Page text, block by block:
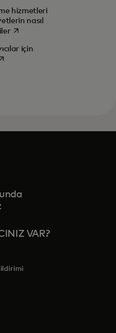
hizmetleri
nasıl
opens in a new tab
için
in a new tab
VAR?